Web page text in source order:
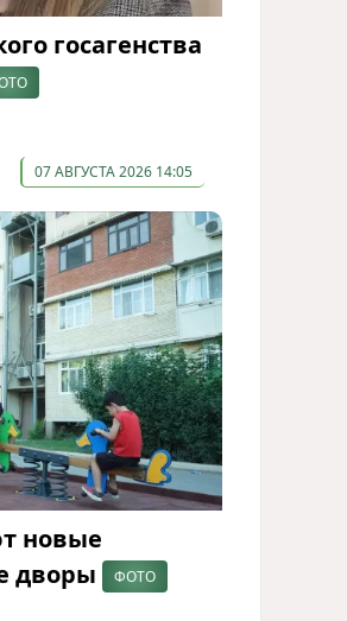
госагенства
07 АВГУСТА 2026 14:05
новые
дворы
ФОТО